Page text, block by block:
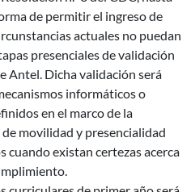
de permitir el ingreso de
actuales no puedan
presenciales de validación
Antel. Dicha validación será
informáticos o
en el marco de la
movilidad y presencialidad
cuando existan certezas acerca